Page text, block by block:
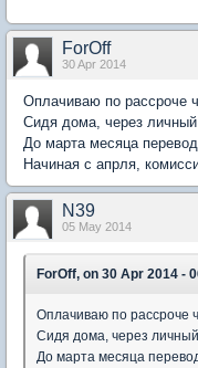
ForOff
30 Apr 2014
Оплачиваю по рассроче
Сидя дома, через личный
До марта месяца
Начиная с апрля,
N39
05 May 2014
ForOff, on 30 Apr 2014 -
Оплачиваю по рассроче
Сидя дома, через личный
До марта месяца